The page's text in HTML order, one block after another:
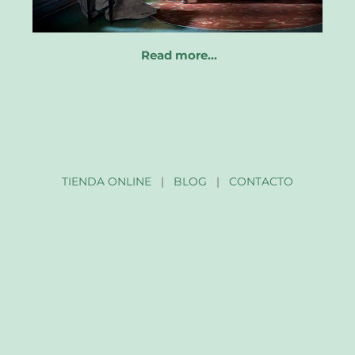
Read more…
TIENDA ONLINE| BLOG | CONTACTO